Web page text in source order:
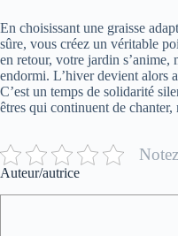
En choisissant une graisse
sûre, vous créez un véritable
en retour, votre jardin s’anime,
endormi. L’hiver devient alors
C’est un temps de solidarité
êtres qui continuent de
Auteur/autrice